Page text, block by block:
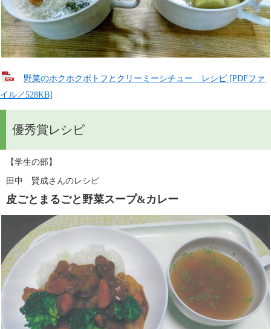
野菜のホクホクポトフとクリーミーシチュー レシピ [PDFファ
イル／528KB]
優秀賞レシピ
【学生の部】
田中　賢成さんのレシピ
皮ごとまるごと野菜スープ&カレー